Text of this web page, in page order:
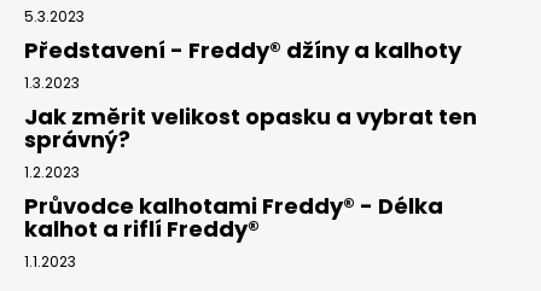
5.3.2023
Představení - Freddy® džíny a kalhoty
1.3.2023
Jak změrit velikost opasku a vybrat ten
správný?
1.2.2023
Průvodce kalhotami Freddy® - Délka
kalhot a riflí Freddy®
1.1.2023